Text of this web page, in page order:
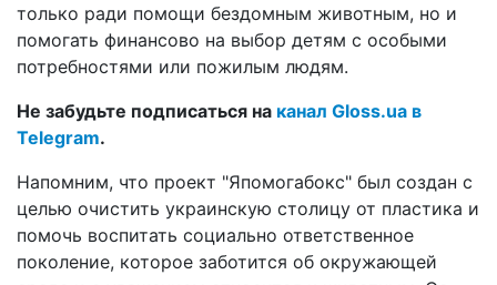
только ради помощи бездомным животным, но и
помогать финансово на выбор детям с особыми
потребностями или пожилым людям.
Не забудьте подписаться на канал Gloss.ua в
Telegram.
Напомним, что проект "Япомогабокс" был создан с
целью очистить украинскую столицу от пластика и
помочь воспитать социально ответственное
поколение, которое заботится об окружающей